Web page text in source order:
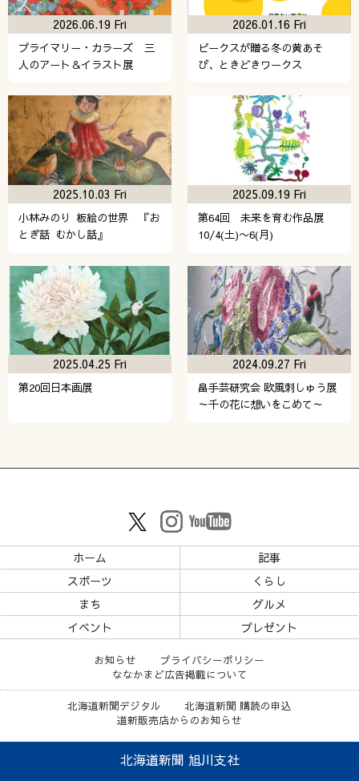
プライマリー・カラーズ 三
人のアート＆イラスト展
2026.06.19 Fri
ピークスが贈る冬の黄あそ
び、ときどきワークス
2026.01.16 Fri
小林みのり 板絵の世界 『お
とぎ話 むかし話』
2025.10.03 Fri
第64回 未来を育む作品展
10/4(土)〜6(月)
2025.09.19 Fri
第20回日本画展
2025.04.25 Fri
畠手芸研究会 欧風刺しゅう展
～千の花に想いをこめて～
2024.09.27 Fri
ホーム
記事
スポーツ
くらし
まち
グルメ
イベント
プレゼント
お知らせ
プライバシーポリシー
ななかまど広告掲載について
北海道新聞デジタル
北海道新聞 購読の申込
道新販売店からのお知らせ
北海道新聞 旭川支社